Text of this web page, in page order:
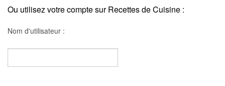
Ou utilisez votre compte sur Recettes de Cuisine :
Nom d'utilisateur :